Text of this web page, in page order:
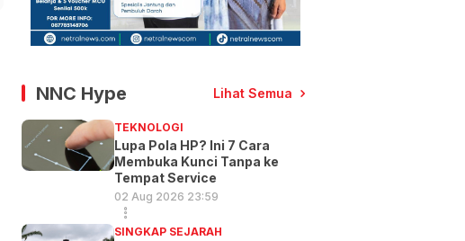
NNC Hype Lihat Semua
TEKNOLOGI
Lupa Pola HP? Ini 7 Cara
Membuka Kunci Tanpa ke
Tempat Service
02 Aug 2026 23:59
SINGKAP SEJARAH